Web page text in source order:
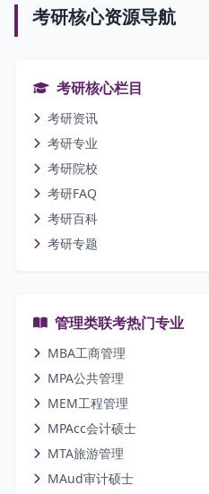
考研核心资源导航
考研核心栏目
考研资讯
考研专业
考研院校
考研FAQ
考研百科
考研专题
管理类联考热门专业
MBA工商管理
MPA公共管理
MEM工程管理
MPAcc会计硕士
MTA旅游管理
MAud审计硕士